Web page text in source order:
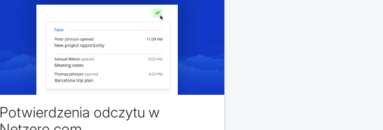
Potwierdzenia odczytu w